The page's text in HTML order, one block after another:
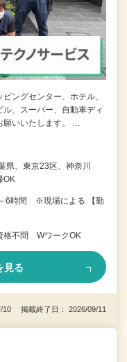
ングセンター、ホテル、
、スーパー、自動車ディ
いいたします。 …
県、東京23区、神奈川
OK
6時間 ※現場による 【勤
格不問 WワークOK
見る
10 掲載終了日： 2026/09/11